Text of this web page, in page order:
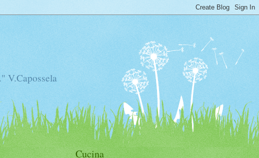
V.Capossela
Cucina